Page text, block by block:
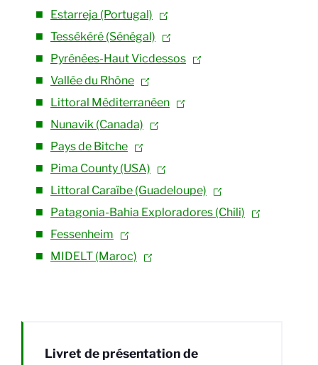
Estarreja (Portugal)
Tessékéré (Sénégal)
Pyrénées-Haut Vicdessos
Vallée du Rhône
Littoral Méditerranéen
Nunavik (Canada)
Pays de Bitche
Pima County (USA)
Littoral Caraïbe (Guadeloupe)
Patagonia-Bahia Exploradores (Chili)
Fessenheim
MIDELT (Maroc)
Livret de présentation de